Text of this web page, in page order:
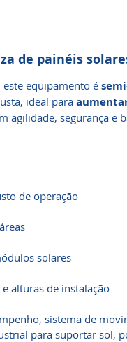
de painéis
este equipamento é
ideal para
agilidade, segurança e
de operação
solares
alturas de instalação
sistema de
para suportar sol,